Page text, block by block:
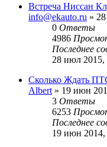
Встреча Ниссан
info@ekauto.ru »
0 Ответы
4986
Последнее
28 июл 2015,
Сколько Ждать
Albert » 19 июн
3 Ответы
6253
Последнее
19 июн 2014,